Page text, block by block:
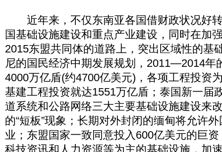
近年来，不仅东南亚各国借财政状况好
国基础设施建设和重点产业建设，同时在加
2015东盟共同体的道路上，突出区域性的基
尼的国民经济中期发展规划，2011—2014年
4000万亿盾(约4700亿美元)，各项工程投资
基建工程投资就达1551万亿盾；泰国新一届
道系统和公路网络三大主要基础设施建设来
的“短板”现象；长期对外封闭的缅甸将允许
业；东盟国家一致同意投入600亿美元的巨
科技资讯和人力资源等为主的基础设施，加